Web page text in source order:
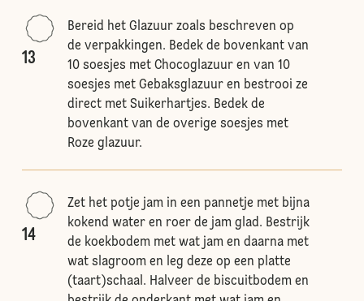
13
Bereid het Glazuur zoals beschreven op
de verpakkingen. Bedek de bovenkant van
10 soesjes met Chocoglazuur en van 10
soesjes met Gebaksglazuur en bestrooi ze
direct met Suikerhartjes. Bedek de
bovenkant van de overige soesjes met
Roze glazuur.
14
Zet het potje jam in een pannetje met bijna
kokend water en roer de jam glad. Bestrijk
de koekbodem met wat jam en daarna met
wat slagroom en leg deze op een platte
(taart)schaal. Halveer de biscuitbodem en